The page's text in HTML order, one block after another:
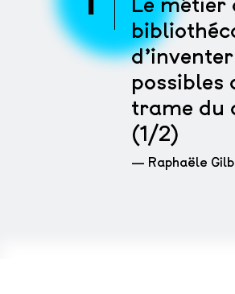
possibles
trame du
(1/2)
— Raphaële